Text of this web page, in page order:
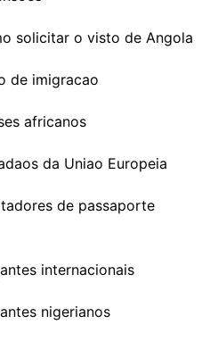
solicitar o visto de Angola
de imigracao
africanos
da Uniao Europeia
de passaporte
internacionais
nigerianos